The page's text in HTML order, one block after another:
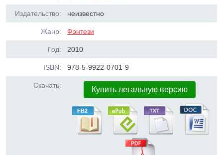
Издательство: неизвестно
Жанр: Фэнтези
Год: 2010
ISBN: 978-5-9922-0701-9
Скачать: Купить легальную версию